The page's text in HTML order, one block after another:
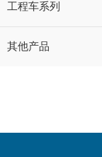
工程车系列
其他产品